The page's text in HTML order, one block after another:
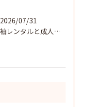
2026/07/31
振袖レンタルと成人式の用意チェックリストで失敗ゼロ